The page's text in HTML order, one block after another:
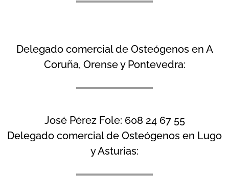
Delegado comercial de Osteógenos en A
Coruña, Orense y Pontevedra:
José Pérez Fole: 608 24 67 55
Delegado comercial de Osteógenos en Lugo
y Asturias: